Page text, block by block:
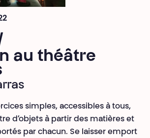
au théâtre
simples, accessibles à tous,
d’objets à partir des matières et
par chacun. Se laisser emport